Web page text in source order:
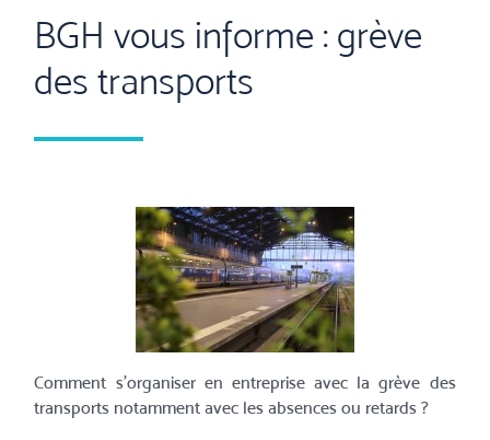
BGH vous informe : grève
des transports
Comment s'organiser en entreprise avec la grève des
transports notamment avec les absences ou retards ?